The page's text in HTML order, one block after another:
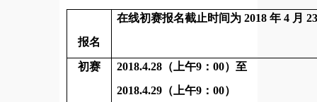
报名
在线初赛报名截止时间为2018 年 4 月
初赛
2018.4.28（上午9：00）至
2018.4.29（上午9：00）